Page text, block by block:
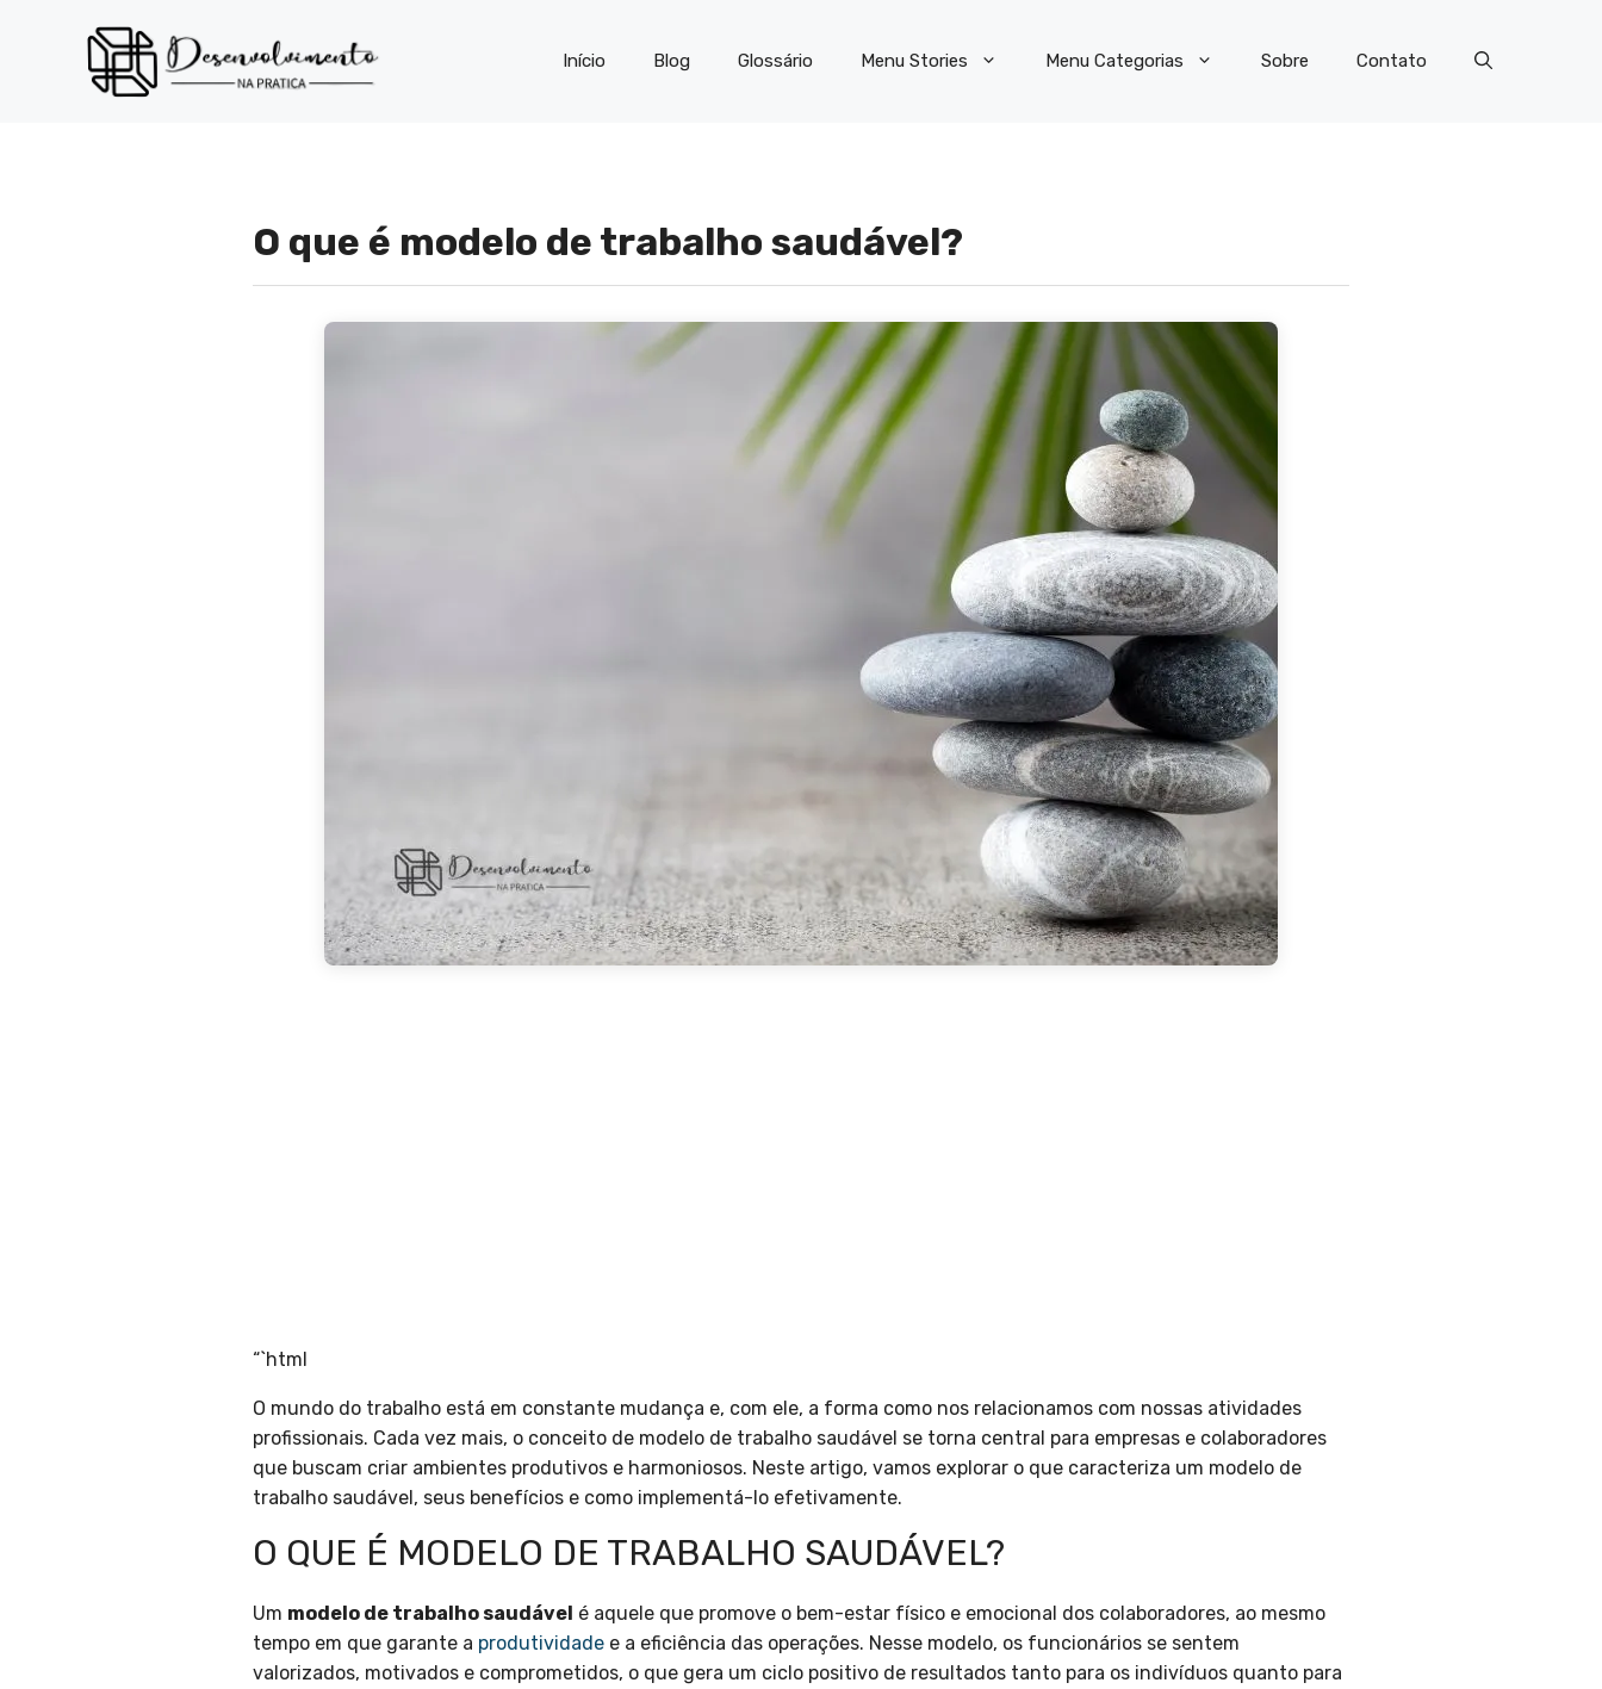
Início Blog Glossário Menu Stories Menu Categorias Sobre Contato
O que é modelo de trabalho saudável?
“`html
O mundo do trabalho está em constante mudança e, com ele, a forma como nos relacionamos com nossas atividades
profissionais. Cada vez mais, o conceito de modelo de trabalho saudável se torna central para empresas e colaboradores
que buscam criar ambientes produtivos e harmoniosos. Neste artigo, vamos explorar o que caracteriza um modelo de
trabalho saudável, seus benefícios e como implementá-lo efetivamente.
O QUE É MODELO DE TRABALHO SAUDÁVEL?
Um modelo de trabalho saudável é aquele que promove o bem-estar físico e emocional dos colaboradores, ao mesmo
tempo em que garante a produtividade e a eficiência das operações. Nesse modelo, os funcionários se sentem
valorizados, motivados e comprometidos, o que gera um ciclo positivo de resultados tanto para os indivíduos quanto para